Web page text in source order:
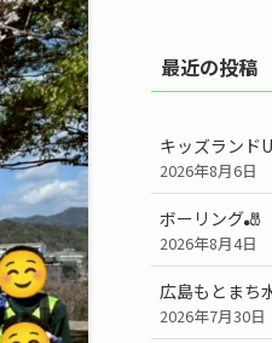
最近の投稿
キッズランド
2026年8月6日
ボーリング🎳
2026年8月4日
広島もとまち
2026年7月30日